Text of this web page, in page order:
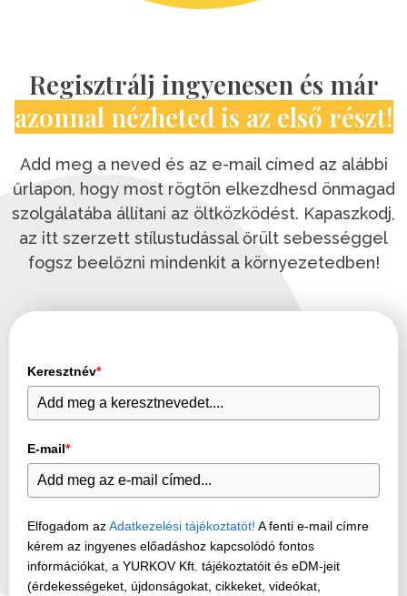
Regisztrálj ingyenesen és már
azonnal nézheted is az első részt!
Add meg a neved és az e-mail címed az alábbi
űrlapon, hogy most rögtön elkezdhesd önmagad
szolgálatába állítani az öltközködést. Kapaszkodj,
az itt szerzett stílustudással őrült sebességgel
fogsz beelőzni mindenkit a környezetedben!
Keresztnév*
E-mail*
Elfogadom azAdatkezelési tájékoztatót! A fenti e-mail címre
kérem az ingyenes előadáshoz kapcsolódó fontos
információkat, a YURKOV Kft. tájékoztatóit és eDM-jeit
(érdekességeket, újdonságokat, cikkeket, videókat,